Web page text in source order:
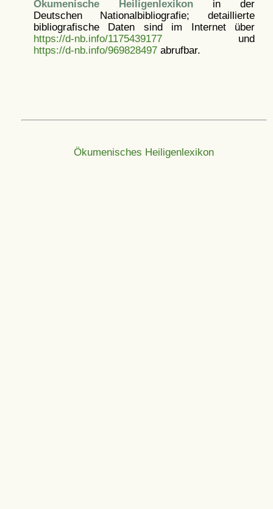
Ökumenische Heiligenlexikonin der
Deutschen Nationalbibliografie; detaillierte
bibliografische Daten sind im Internet über
https://d-nb.info/1175439177und
https://d-nb.info/969828497abrufbar.
Ökumenisches Heiligenlexikon